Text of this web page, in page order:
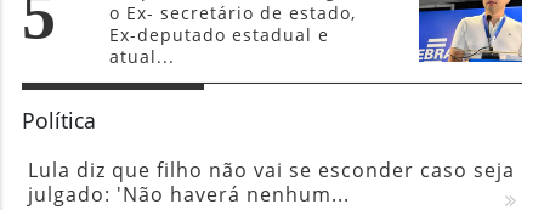
o Ex- secretário de estado,
Ex-deputado estadual e
atual...
Política
Lula diz que filho não vai se esconder caso seja
julgado: 'Não haverá nenhum...